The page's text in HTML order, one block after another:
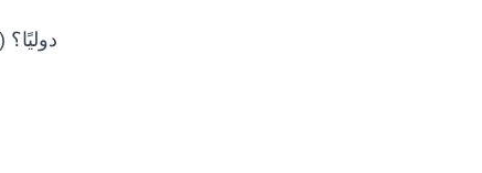
هل يمكن شحن SIASUN Vacuum Robot PHOENIX-S25 Series (Vacuum Robot PHOENIX-S25 Series) دوليًا؟